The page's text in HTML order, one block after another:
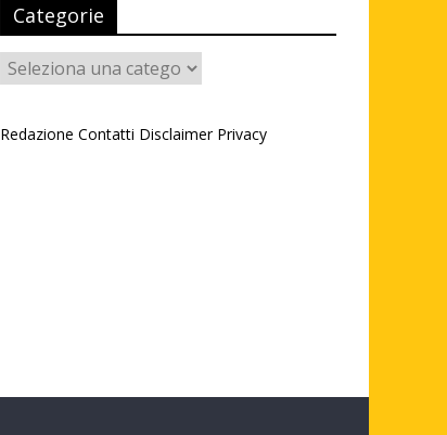
Categorie
Categorie
Redazione Contatti Disclaimer Privacy